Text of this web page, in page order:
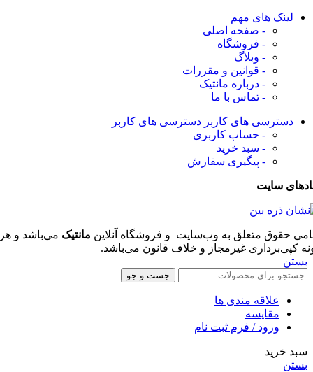
لینک های مهم
- صفحه اصلی
- فروشگاه
- وبلاگ
- قوانین و مقررات
- درباره مانتیک
- تماس با ما
دسترسی های کاربر دسترسی های کاربر
- حساب کاربری
- سبد خرید
- پیگیری سفارش
سایت
حقوق متعلق به وب‌سایت و فروشگاه‌ آنلاین مانتیک می‌باشد و هر
کپی‌برداری غیرمجاز و خلاف قانون می‌باشد.
بستن
جست و جو
علاقه مندی ها
مقایسه
ورود / فرم ثبت نام
سبد خرید
بستن